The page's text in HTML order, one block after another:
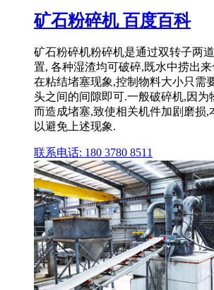
矿石粉碎机 百度百科
矿石粉碎机粉碎机是通过双转子两
置, 各种湿渣均可破碎,既水中捞出
在粘结堵塞现象,控制物料大小只需
头之间的间隙即可.一般破碎机,因为
而造成堵塞,致使相关机件加剧磨损,
以避免上述现象.
联系电话: 180 3780 8511